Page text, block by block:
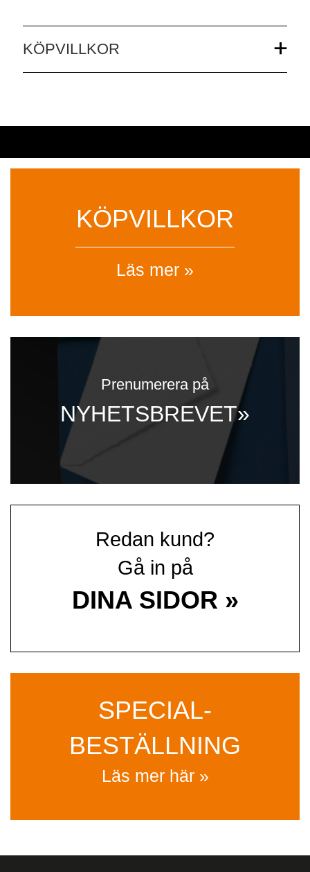
KÖPVILLKOR
KÖPVILLKOR
Läs mer »
Prenumerera på
NYHETSBREVET»
Redan kund?
Gå in på
DINA SIDOR »
SPECIAL­
BESTÄLLNING
Läs mer här »